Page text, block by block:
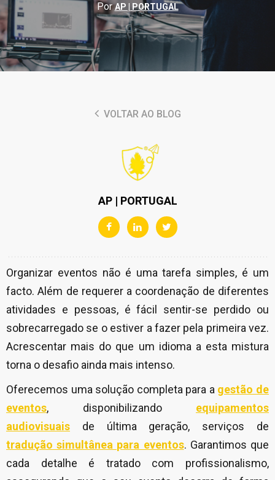
PorAP | PORTUGAL
VOLTAR AO BLOG
AP | PORTUGAL
Organizar eventos não é uma tarefa simples, é um
facto. Além de requerer a coordenação de diferentes
atividades e pessoas, é fácil sentir-se perdido ou
sobrecarregado se o estiver a fazer pela primeira vez.
Acrescentar mais do que um idioma a esta mistura
torna o desafio ainda mais intenso.
Oferecemos uma solução completa para a gestão de
eventos, disponibilizando equipamentos
audiovisuais de última geração, serviços de
tradução simultânea para eventos. Garantimos que
cada detalhe é tratado com profissionalismo,